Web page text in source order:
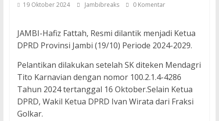
19 Oktober 2024 Jambibreaks 0 Komentar
JAMBI-Hafiz Fattah, Resmi dilantik menjadi Ketua
DPRD Provinsi Jambi (19/10) Periode 2024-2029.
Pelantikan dilakukan setelah SK diteken Mendagri
Tito Karnavian dengan nomor 100.2.1.4-4286
Tahun 2024 tertanggal 16 Oktober.Selain Ketua
DPRD, Wakil Ketua DPRD Ivan Wirata dari Fraksi
Golkar.